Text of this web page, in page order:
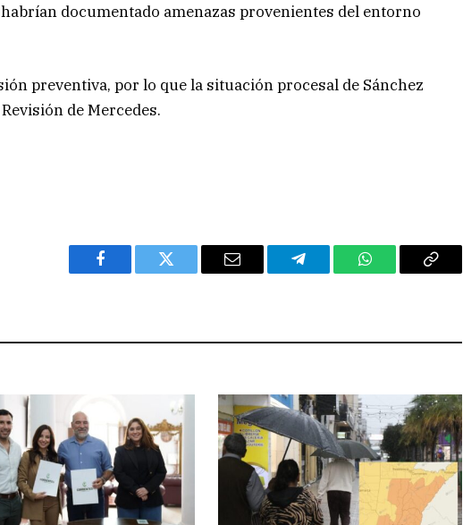
documentado amenazas provenientes del entorno
preventiva, por lo que la situación procesal de Sánchez
de Mercedes.
Facebook Twitter Email Telegram WhatsAppCopy